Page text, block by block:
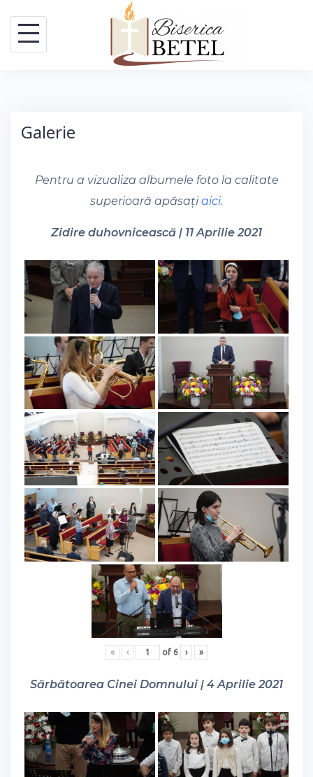
content
Galerie
Pentru a vizualiza albumele foto la calitate
superioară apăsațiaici.
Zidire duhovnicească | 11 Aprilie 2021
« ‹ of 6 › »
Sărbătoarea Cinei Domnului | 4 Aprilie 2021